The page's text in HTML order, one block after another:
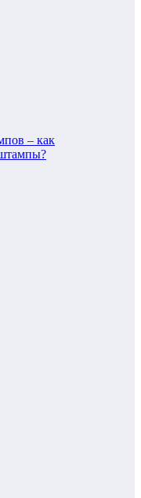
– как